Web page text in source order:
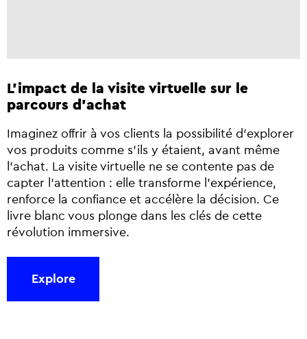
L'impact de la visite virtuelle sur le
parcours d'achat
Imaginez offrir à vos clients la possibilité d’explorer
vos produits comme s’ils y étaient, avant même
l’achat. La visite virtuelle ne se contente pas de
capter l’attention : elle transforme l’expérience,
renforce la confiance et accélère la décision. Ce
livre blanc vous plonge dans les clés de cette
révolution immersive.
Explore